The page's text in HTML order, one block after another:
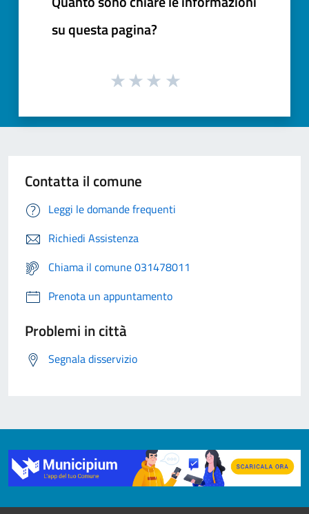
su questa pagina?
Contatta il comune
Leggi le domande frequenti
Richiedi Assistenza
Chiama il comune 031478011
Prenota un appuntamento
Problemi in città
Segnala disservizio